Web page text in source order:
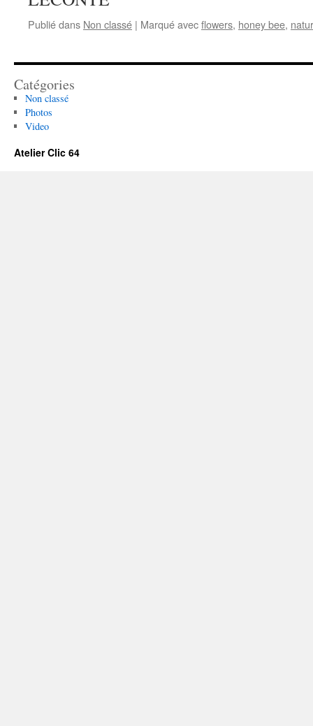
Publié dans Non classé | Marqué avecflowers, honey bee,
Catégories
Non classé
Photos
Video
Atelier Clic 64